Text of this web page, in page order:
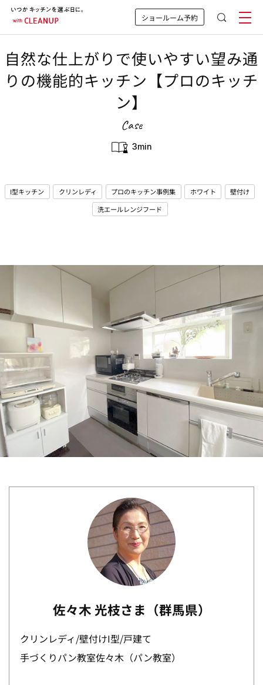
ショールーム予約
自然な仕上がりで使いやすい望み通
りの機能的キッチン【プロのキッチ
ン】
Case
3min
I型キッチン クリンレディ プロのキッチン事例集 ホワイト
壁付け
洗エールレンジフード
佐々木 光枝さま（群馬県）
クリンレディ/壁付けI型/戸建て
手づくりパン教室佐々木（パン教室）